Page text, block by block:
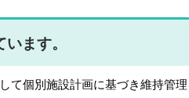
ます。
個別施設計画に基づき維持管理